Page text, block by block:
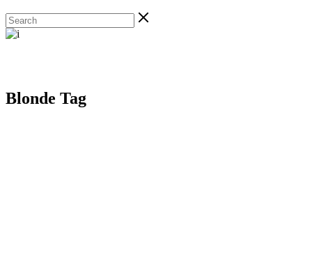
Blonde Tag